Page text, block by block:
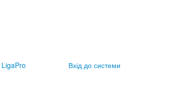
LigaPro Вхід до системи